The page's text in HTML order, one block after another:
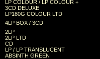
LP COLOUR / LP COLOUR +
3CD DELUXE
LP180G COLOUR LTD
4LP BOX / 3CD
2LP
2LP LTD
CD
LP / LP TRANSLUCENT
ABSINTH GREEN